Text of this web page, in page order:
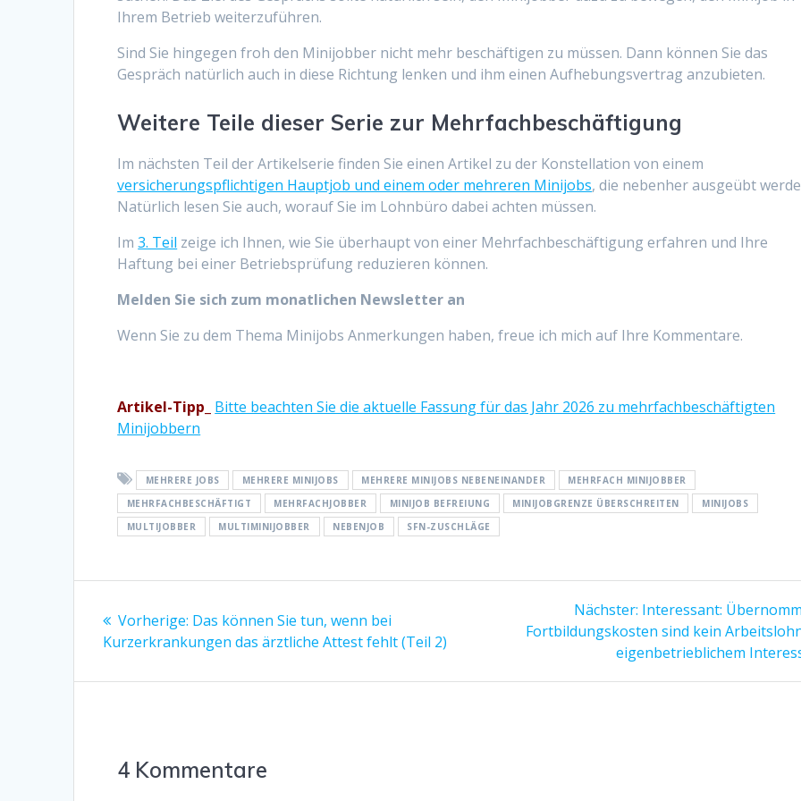
Ihrem Betrieb weiterzuführen.
Sind Sie hingegen froh den Minijobber nicht mehr beschäftigen zu müssen. Dann können Sie das
Gespräch natürlich auch in diese Richtung lenken und ihm einen Aufhebungsvertrag anzubieten.
Weitere Teile dieser Serie zur Mehrfachbeschäftigung
Im nächsten Teil der Artikelserie finden Sie einen Artikel zu der Konstellation von einem
versicherungspflichtigen Hauptjob und einem oder mehreren Minijobs, die nebenher ausgeübt
Natürlich lesen Sie auch, worauf Sie im Lohnbüro dabei achten müssen.
Im3. Teil zeige ich Ihnen, wie Sie überhaupt von einer Mehrfachbeschäftigung erfahren und Ihre
Haftung bei einer Betriebsprüfung reduzieren können.
Melden Sie sich zum monatlichen Newsletter an
Wenn Sie zu dem Thema Minijobs Anmerkungen haben, freue ich mich auf Ihre Kommentare.
Artikel-Tipp_ Bitte beachten Sie die aktuelle Fassung für das Jahr 2026 zu mehrfachbeschäftigten
Minijobbern
MEHRERE JOBS MEHRERE MINIJOBS MEHRERE MINIJOBS NEBENEINANDER
MEHRFACH MINIJOBBER
MEHRFACHBESCHÄFTIGT
MEHRFACHJOBBER MINIJOB BEFREIUNG MINIJOBGRENZE ÜBERSCHREITEN
MINIJOBS
MULTIJOBBER
MULTIMINIJOBBER NEBENJOB SFN-ZUSCHLÄGE
Vorherige: Vorheriger
Beitrag:
Das können Sie tun, wenn bei
Kurzerkrankungen das ärztliche Attest fehlt (Teil 2)
Nächster: Nächster
Beitrag:
Interessant:
Fortbildungskosten sind kein
eigenbetrieblichem
4 Kommentare